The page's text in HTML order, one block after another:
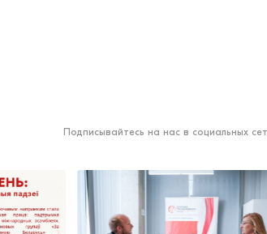
Подписывайтесь на нас в социальных